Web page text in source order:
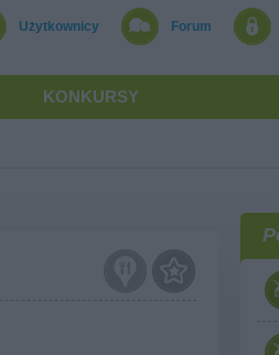
Użytkownicy Forum
KONKURSY